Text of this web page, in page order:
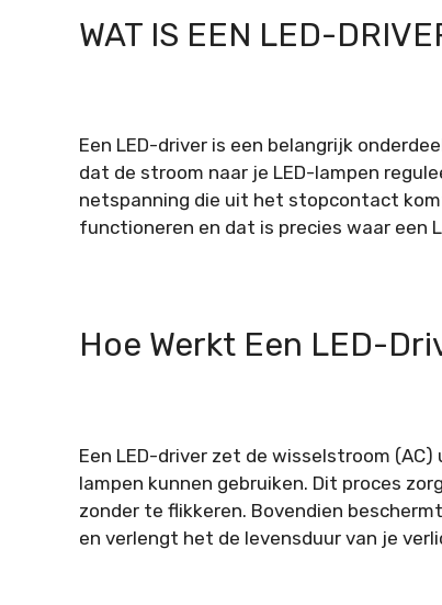
WAT IS EEN LED-
Een LED-driver is een belangrijk
dat de stroom naar je LED-lampen
netspanning die uit het stopcontact
functioneren en dat is precies waar een
Hoe Werkt Een LED-
Een LED-driver zet de wisselstroom
lampen kunnen gebruiken. Dit proces
zonder te flikkeren. Bovendien
en verlengt het de levensduur van je